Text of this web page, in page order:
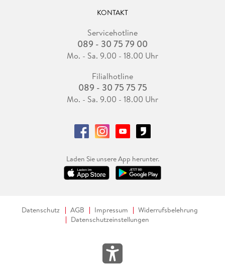
KONTAKT
Servicehotline
089 - 30 75 79 00
Mo. - Sa. 9.00 - 18.00 Uhr
Filialhotline
089 - 30 75 75 75
Mo. - Sa. 9.00 - 18.00 Uhr
Laden Sie unsere App herunter.
Datenschutz AGB Impressum
Widerrufsbelehrung
Datenschutzeinstellungen